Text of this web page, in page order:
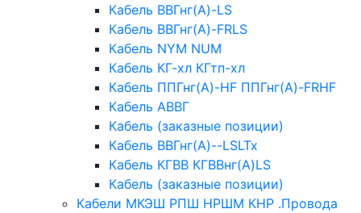
Кабель ВВГнг(А)-LS
Кабель ВВГнг(А)-FRLS
Кабель NYM NUM
Кабель КГ-хл КГтп-хл
Кабель ППГнг(А)-HF ППГнг(А)-FRHF
Кабель АВВГ
Кабель (заказные позиции)
Кабель ВВГнг(А)--LSLTx
Кабель КГВВ КГВВнг(А)LS
Кабель (заказные позиции)
Кабели МКЭШ РПШ НРШМ КНР .Провода